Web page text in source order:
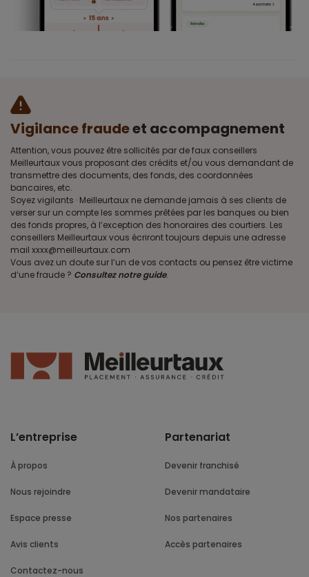
Vigilance fraudeet accompagnement
Attention, vous pouvez être sollicités par de faux conseillers
Meilleurtaux vous proposant des crédits et/ou vous demandant de
transmettre des documents, des fonds, des coordonnées
bancaires, etc.
Soyez vigilants · Meilleurtaux ne demande jamais à ses clients de
verser sur un compte les sommes prêtées par les banques ou bien
des fonds propres, à l’exception des honoraires des courtiers. Les
conseillers Meilleurtaux vous écriront toujours depuis une adresse
mail xxxx@meilleurtaux.com
Vous avez un doute sur l’un de vos contacts ou pensez être victime
d’une fraude ? Consultez notre guide.
L’entreprise
À propos
Nous rejoindre
Espace presse
Avis clients
Contactez-nous
Partenariat
Devenir franchisé
Devenir mandataire
Nos partenaires
Accès partenaires